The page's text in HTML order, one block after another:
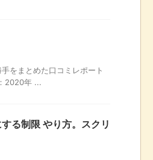
をまとめた口コミレポート
2020年 ...
る制限 やり方。スクリ